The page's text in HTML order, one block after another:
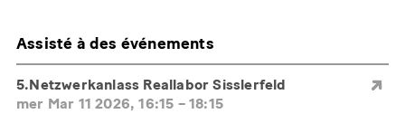
Assisté à des événements
5.Netzwerkanlass Reallabor Sisslerfeld
mer Mar 11 2026, 16:15 –18:15